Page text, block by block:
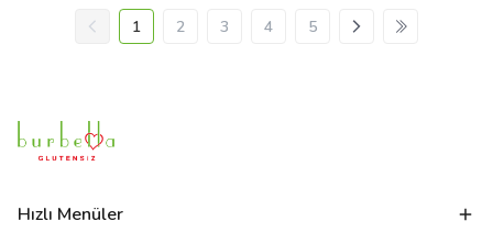
1 2 3 4 5
Hızlı Menüler